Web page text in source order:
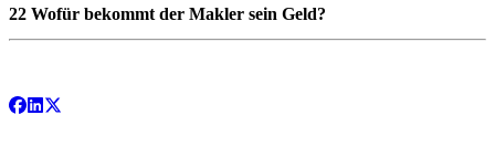
22 Wofür bekommt der Makler sein Geld?